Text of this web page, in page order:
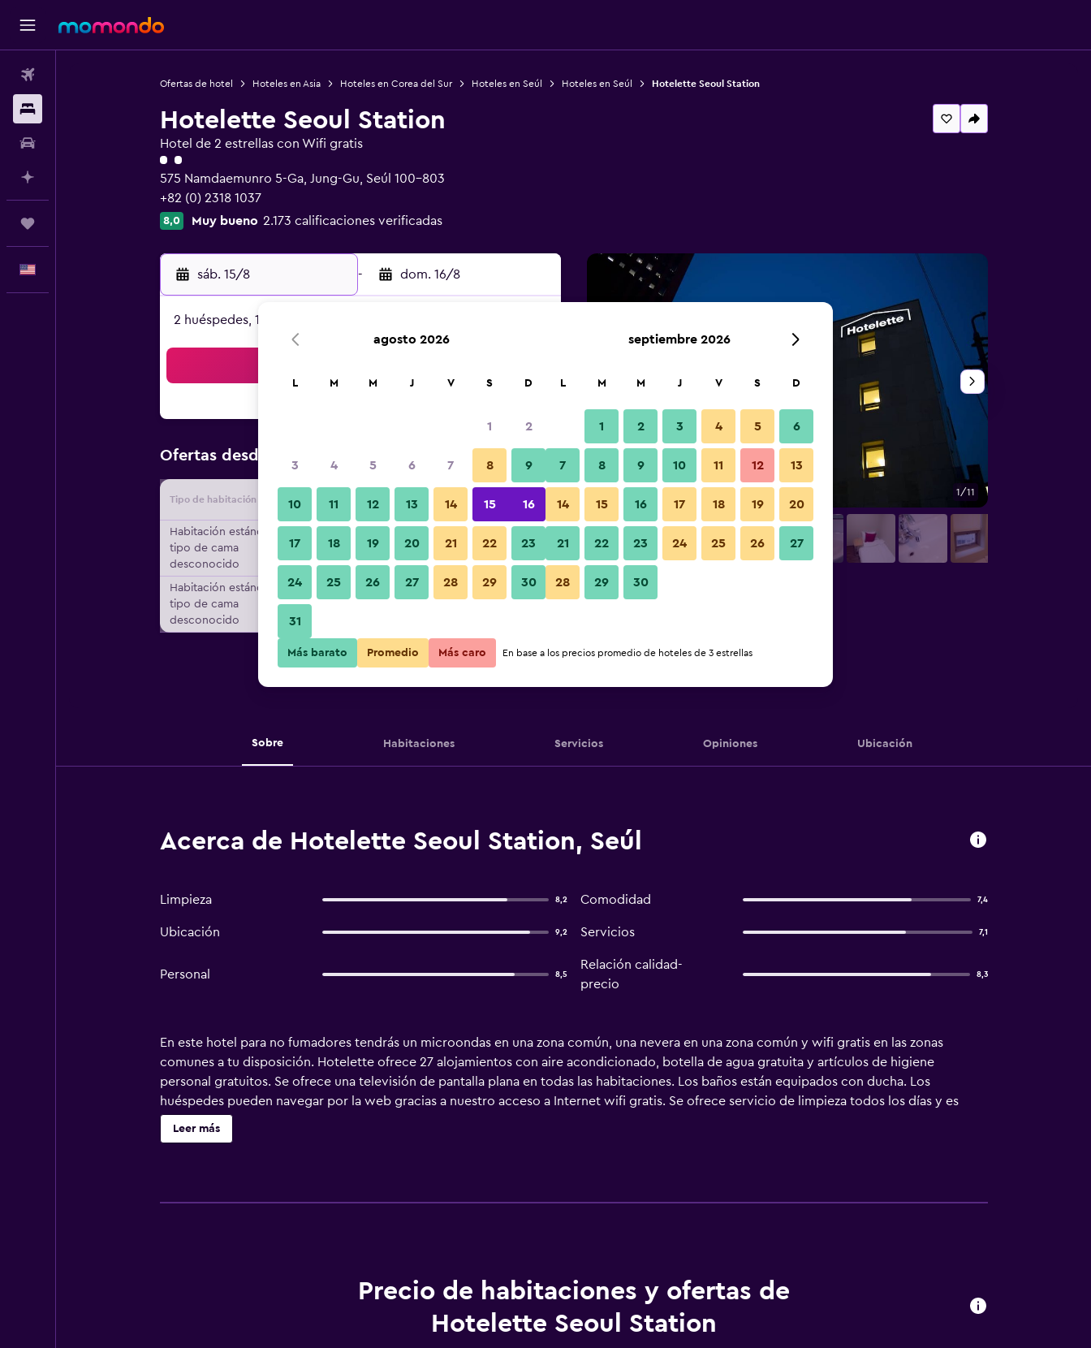
Ofertas de hotel Hoteles en Asia Hoteles en Corea del Sur Hoteles en Seúl Hoteles en Seúl Hotelette Seoul Station
Hotelette Seoul Station
Hotel de 2 estrellas con Wifi gratis
Categoría 2
575 Namdaemunro 5-Ga, Jung-Gu, Seúl 100-803
+82 (0) 2318 1037
8,0 Muy bueno 2.173 calificaciones verificadas
sáb. 15/8 - dom. 16/8
2 huéspedes, 1 habitación
Ofertas desde Oferta más barata de precio por noche
Tipo de habitación Proveedor Total noche
Habitación estándar,
tipo de cama
desconocido
$97 Ver oferta
Habitación estándar,
tipo de cama
desconocido
Edificio 1/11
Fotos
Sobre Habitaciones Servicios Opiniones Ubicación
Acerca de Hotelette Seoul Station, Seúl
Limpieza 8,2 Comodidad 7,4
Ubicación 9,2 Servicios 7,1
Personal 8,5
Relación calidad-
precio
8,3
En este hotel para no fumadores tendrás un microondas en una zona común, una nevera en una zona común y wifi gratis en las zonas
comunes a tu disposición. Hotelette ofrece 27 alojamientos con aire acondicionado, botella de agua gratuita y artículos de higiene
personal gratuitos. Se ofrece una televisión de pantalla plana en todas las habitaciones. Los baños están equipados con ducha. Los
huéspedes pueden navegar por la web gracias a nuestro acceso a Internet wifi gratis. Se ofrece servicio de limpieza todos los días y es
posible solicitar secador de pelo.
Leer más
Precio de habitaciones y ofertas de
Hotelette Seoul Station
agosto 2026
L M M J V S D
1 2
3 4 5 6 7 8 9
10 11 12 13 14 15 16
17 18 19 20 21 22 23
24 25 26 27 28 29 30
31
septiembre 2026
L M M J V S D
1 2 3 4 5 6
7 8 9 10 11 12 13
14 15 16 17 18 19 20
21 22 23 24 25 26 27
28 29 30
Más barato Promedio Más caro En base a los precios promedio de hoteles de 3 estrellas